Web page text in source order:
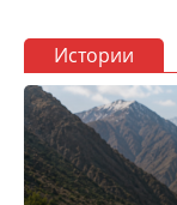
Истории